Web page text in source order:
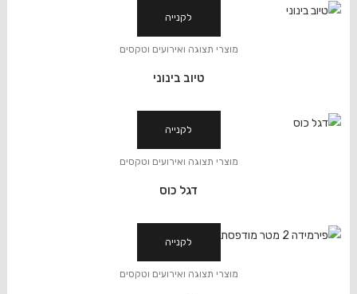
לקנייה
מוצרי תצוגה ואירועים וטקסים
טיוב בינוני
לקנייה
מוצרי תצוגה ואירועים וטקסים
דגל כוס
לקנייה
מוצרי תצוגה ואירועים וטקסים